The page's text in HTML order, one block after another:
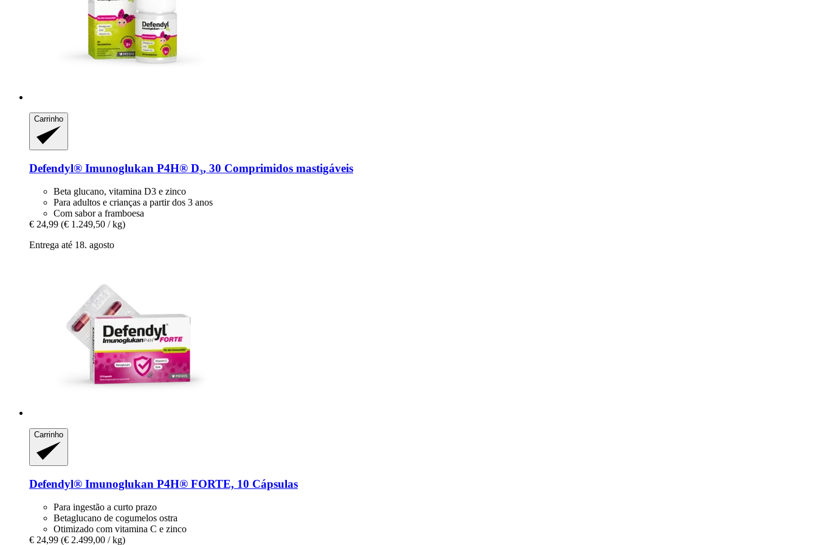
Carrinho
Defendyl® Imunoglukan P4H® D₃, 30 Comprimidos mastigáveis
Beta glucano, vitamina D3 e zinco
Para adultos e crianças a partir dos 3 anos
Com sabor a framboesa
€ 24,99 (€ 1.249,50 / kg)
Entrega até 18. agosto
Carrinho
Defendyl® Imunoglukan P4H® FORTE, 10 Cápsulas
Para ingestão a curto prazo
Betaglucano de cogumelos ostra
Otimizado com vitamina C e zinco
€ 24,99 (€ 2.499,00 / kg)